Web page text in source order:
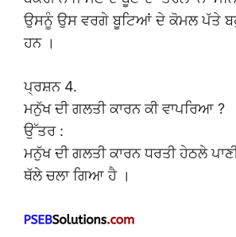
ਉਸਨੂੰ ਉਸ ਵਰਗੇ ਬੂਟਿਆਂ ਦੇ ਕੋਮਲ ਪੱਤੇ
ਹਨ ।
ਪ੍ਰਸ਼ਨ 4.
ਮਨੁੱਖ ਦੀ ਗਲਤੀ ਕਾਰਨ ਕੀ ਵਾਪਰਿਆ ?
ਉੱਤਰ :
ਮਨੁੱਖ ਦੀ ਗਲਤੀ ਕਾਰਨ ਧਰਤੀ ਹੇਠਲੇ
ਥੱਲੇ ਚਲਾ ਗਿਆ ਹੈ ।